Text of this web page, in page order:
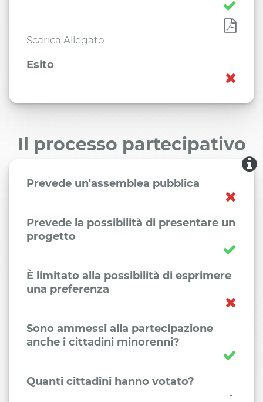
Scarica Allegato
Esito
Il processo partecipativo
Prevede un'assemblea pubblica
Prevede la possibilità di presentare un
progetto
È limitato alla possibilità di esprimere
una preferenza
Sono ammessi alla partecipazione
anche i cittadini minorenni?
Quanti cittadini hanno votato?
-